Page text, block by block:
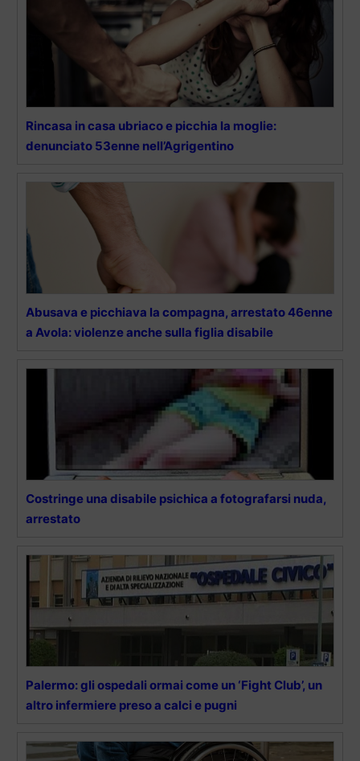
Rincasa in casa ubriaco e picchia la moglie:
denunciato 53enne nell’Agrigentino
Abusava e picchiava la compagna, arrestato 46enne
a Avola: violenze anche sulla figlia disabile
Costringe una disabile psichica a fotografarsi nuda,
arrestato
Palermo: gli ospedali ormai come un ‘Fight Club’, un
altro infermiere preso a calci e pugni